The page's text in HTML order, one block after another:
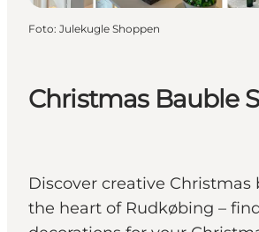
Christmas Bauble
Discover creative Christmas
the heart of Rudkøbing –
Foto: Julekugle Shoppen